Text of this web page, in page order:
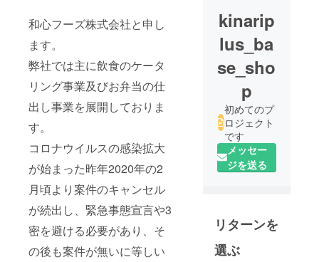
和心フーズ株式会社と申し
ます。
弊社では主に飲食のケータ
リング事業及びお弁当の仕
出し事業を展開しておりま
す。
コロナウイルスの感染拡大
が始まった昨年2020年の2
月頃より案件のキャンセル
が続出し、緊急事態宣言や3
密を避ける必要があり、そ
の後も案件が無いに等しい
kinarip
lus_ba
se_sho
p
初めてのプ
ロジェクト
です
メッセー
ジを送る
リターンを
選ぶ